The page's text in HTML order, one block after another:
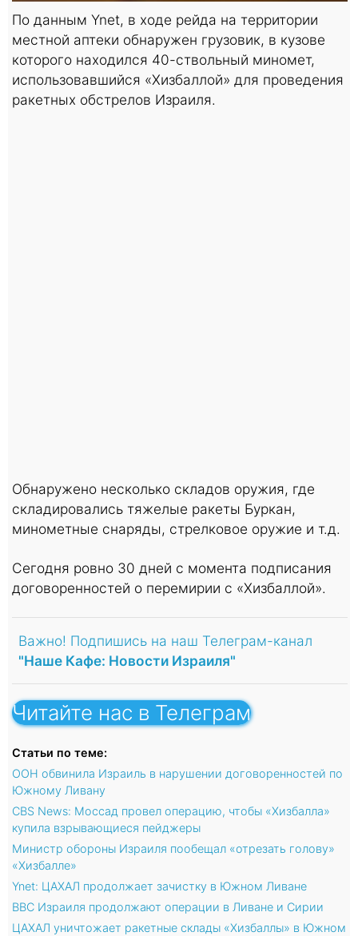
По данным Ynet, в ходе рейда на территории
местной аптеки обнаружен грузовик, в кузове
которого находился 40-ствольный миномет,
использовавшийся «Хизбаллой» для проведения
ракетных обстрелов Израиля.
Обнаружено несколько складов оружия, где
складировались тяжелые ракеты Буркан,
минометные снаряды, стрелковое оружие и т.д.
Сегодня ровно 30 дней с момента подписания
договоренностей о перемирии с «Хизбаллой».
Важно! Подпишись на наш Телеграм-канал
"Наше Кафе: Новости Израиля"
Читайте нас в Телеграм
Статьи по теме:
ООН обвинила Израиль в нарушении договоренностей по
Южному Ливану
CBS News: Моссад провел операцию, чтобы «Хизбалла»
купила взрывающиеся пейджеры
Министр обороны Израиля пообещал «отрезать голову»
«Хизбалле»
Ynet: ЦАХАЛ продолжает зачистку в Южном Ливане
ВВС Израиля продолжают операции в Ливане и Сирии
ЦАХАЛ уничтожает ракетные склады «Хизбаллы» в Южном